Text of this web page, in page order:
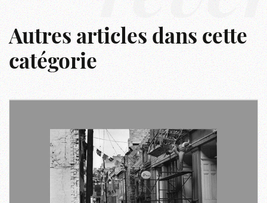
Autres articles dans cette
catégorie